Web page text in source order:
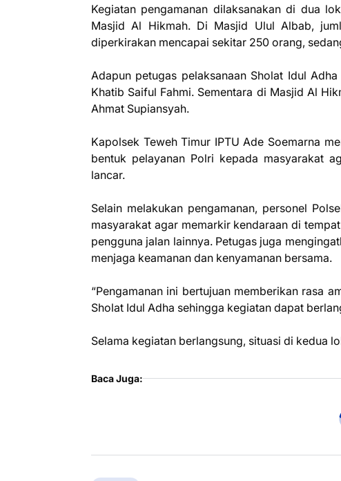
Kegiatan pengamanan dilaksanakan di dua
Masjid Al Hikmah. Di Masjid Ulul Albab,
diperkirakan mencapai sekitar 250 orang,
Adapun petugas pelaksanaan Sholat Idul
Khatib Saiful Fahmi. Sementara di Masjid Al
Ahmat Supiansyah.
Kapolsek Teweh Timur IPTU Ade Soemarna
bentuk pelayanan Polri kepada masyarakat
lancar.
Selain melakukan pengamanan, personel
masyarakat agar memarkir kendaraan di
pengguna jalan lainnya. Petugas juga
menjaga keamanan dan kenyamanan bersama.
“Pengamanan ini bertujuan memberikan rasa
Sholat Idul Adha sehingga kegiatan dapat
Selama kegiatan berlangsung, situasi di kedua
Baca Juga: